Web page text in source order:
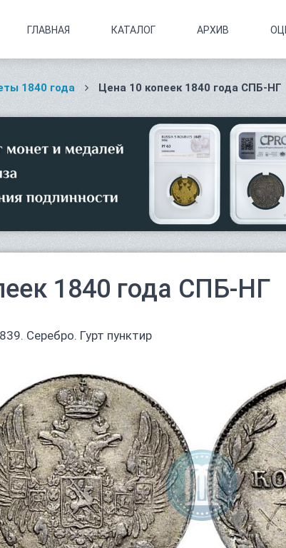
ГЛАВНАЯ КАТАЛОГ АРХИВ
1840 года Цена 10 копеек 1840 года СПБ-НГ
1840 года СПБ-НГ
Серебро. Гурт пунктир